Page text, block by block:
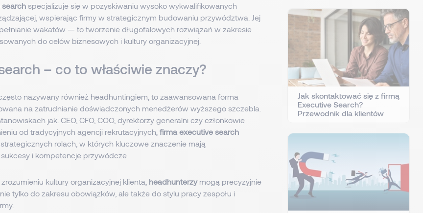
specjalizuje się w pozyskiwaniu wysoko wykwalifikowanych
wspierając firmy w strategicznym budowaniu przywództwa. Jej
wakatów — to tworzenie długofalowych rozwiązań w zakresie
do celów biznesowych i kultury organizacyjnej.
– co to właściwie znaczy?
często nazywany również headhuntingiem, to zaawansowana forma
na zatrudnianie doświadczonych menedżerów wyższego szczebla.
jak: CEO, CFO, COO, dyrektorzy generalni czy członkowie
od tradycyjnych agencji rekrutacyjnych, firma executive search
rolach, w których kluczowe znaczenie mają
i kompetencje przywódcze.
kultury organizacyjnej klienta, headhunterzymogą precyzyjnie
tylko do zakresu obowiązków, ale także do stylu pracy zespołu i
Jak skontaktować się z firmą
Executive Search?
Przewodnik dla klientów